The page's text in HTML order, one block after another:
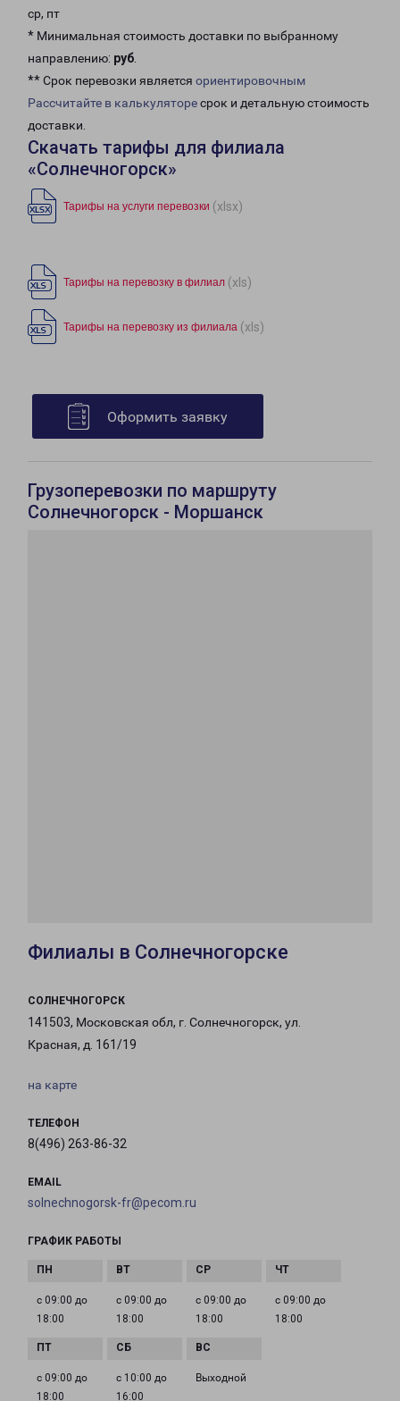
ср, пт
* Минимальная стоимость доставки по выбранному
направлению: руб.
** Срок перевозки является ориентировочным
Рассчитайте в калькуляторесрок и детальную стоимость
доставки.
Скачать тарифы для филиала
«Солнечногорск»
Тарифы на услуги перевозки (xlsx)
Тарифы на перевозку в филиал (xls)
Тарифы на перевозку из филиала (xls)
Оформить заявку
Грузоперевозки по маршруту
Солнечногорск - Моршанск
Филиалы в Солнечногорске
СОЛНЕЧНОГОРСК
141503, Московская обл, г. Солнечногорск, ул.
Красная, д. 161/19
на карте
ТЕЛЕФОН
8(496) 263-86-32
EMAIL
solnechnogorsk-fr@pecom.ru
ГРАФИК РАБОТЫ
с 09:00 до
18:00
с 09:00 до
18:00
с 09:00 до
18:00
с 09:00 до
18:00
с 09:00 до
18:00
с 10:00 до
16:00
Выходной